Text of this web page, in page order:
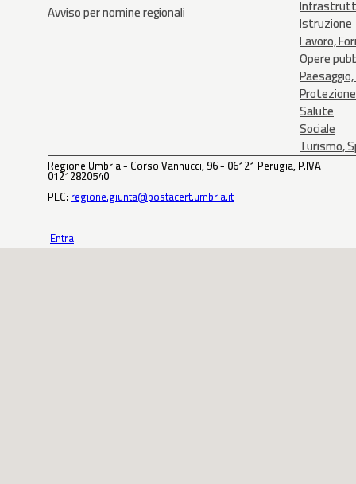
Avviso per nomine regionali
Istruzione
Lavoro,
Opere
Salute
Sociale
Turismo,
Regione Umbria - Corso Vannucci, 96 - 06121 Perugia, P.IVA
01212820540
PEC: regione.giunta@postacert.umbria.it
Entra